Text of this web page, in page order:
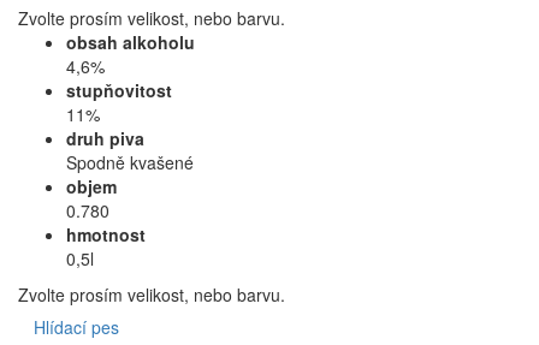
Zvolte prosím velikost, nebo barvu.
obsah alkoholu
4,6%
stupňovitost
11%
druh piva
Spodně kvašené
objem
0.780
hmotnost
0,5l
Zvolte prosím velikost, nebo barvu.
Hlídací pes